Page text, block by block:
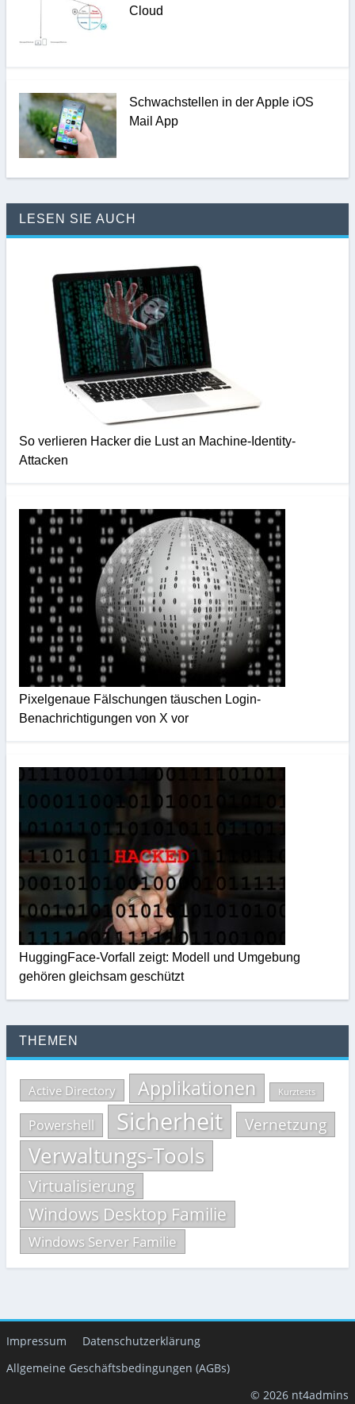
Cloud
Schwachstellen in der Apple iOS
Mail App
LESEN SIE AUCH
So verlieren Hacker die Lust an Machine-Identity-
Attacken
Pixelgenaue Fälschungen täuschen Login-
Benachrichtigungen von X vor
HuggingFace-Vorfall zeigt: Modell und Umgebung
gehören gleichsam geschützt
THEMEN
Active Directory Applikationen Kurztests
Powershell Sicherheit Vernetzung
Verwaltungs-Tools
Virtualisierung
Windows Desktop Familie
Windows Server Familie
Impressum
Datenschutzerklärung
Allgemeine Geschäftsbedingungen (AGBs)
© 2026 nt4admins